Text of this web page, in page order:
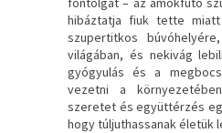
hibáztatja fiuk tette miatt
szupertitkos
világában, és nekivág
gyógyulás és a
vezetni a
szeretet és együttérzés
hogy túljuthassanak életük